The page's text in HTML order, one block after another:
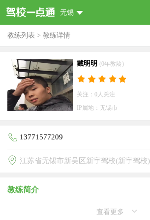
无锡
教练列表 > 教练详情
戴明明 (0年教龄)
关注：0人关注
IP属地：无锡市
13771577209
江苏省无锡市新吴区新宇驾校(新宇驾校)
教练简介
查看更多